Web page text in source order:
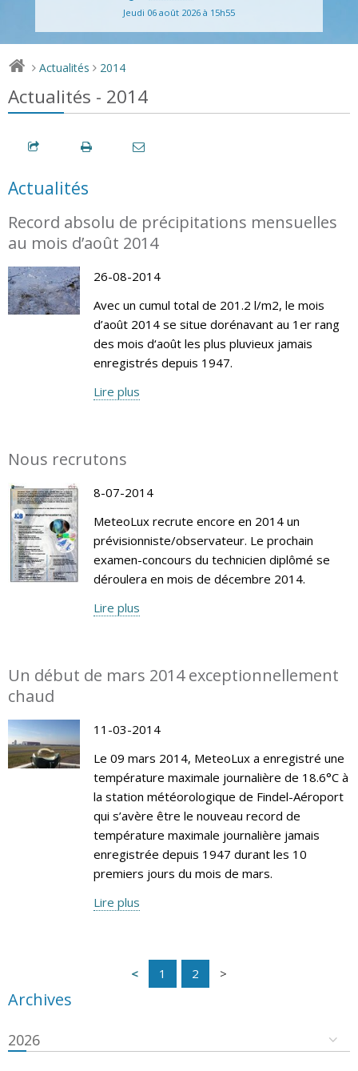
Jeudi 06 août 2026 à 15h55
> Actualités > 2014
Actualités - 2014
Actualités
Record absolu de précipitations mensuelles
au mois d’août 2014
26-08-2014
Avec un cumul total de 201.2 l/m2, le mois
d’août 2014 se situe dorénavant au 1er rang
des mois d‘août les plus pluvieux jamais
enregistrés depuis 1947.
Lire plus
Nous recrutons
8-07-2014
MeteoLux recrute encore en 2014 un
prévisionniste/observateur. Le prochain
examen-concours du technicien diplômé se
déroulera en mois de décembre 2014.
Lire plus
Un début de mars 2014 exceptionnellement
chaud
11-03-2014
Le 09 mars 2014, MeteoLux a enregistré une
température maximale journalière de 18.6°C à
la station météorologique de Findel-Aéroport
qui s’avère être le nouveau record de
température maximale journalière jamais
enregistrée depuis 1947 durant les 10
premiers jours du mois de mars.
Lire plus
1 2
Archives
2026